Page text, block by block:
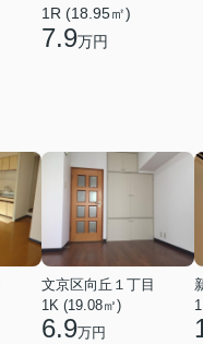
1R (18.95㎡)
7.9万円
文京区向丘１丁目
1K (19.08㎡)
6.9万円